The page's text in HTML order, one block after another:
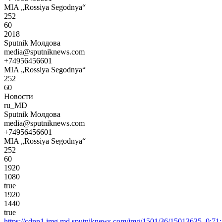
MIA „Rossiya Segodnya“
252
60
2018
Sputnik Молдова
media@sputniknews.com
+74956456601
MIA „Rossiya Segodnya“
252
60
Новости
ru_MD
Sputnik Молдова
media@sputniknews.com
+74956456601
MIA „Rossiya Segodnya“
252
60
1920
1080
true
1920
1440
true